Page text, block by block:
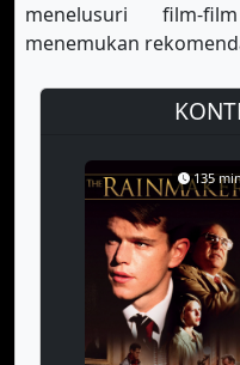
menelusuri film-
menemukan
135